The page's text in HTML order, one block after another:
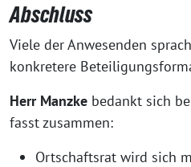
Abschluss
Viele der Anwesenden
konkretere
Herr Manzke bedankt sich
fasst zusammen:
Ortschaftsrat wird sich